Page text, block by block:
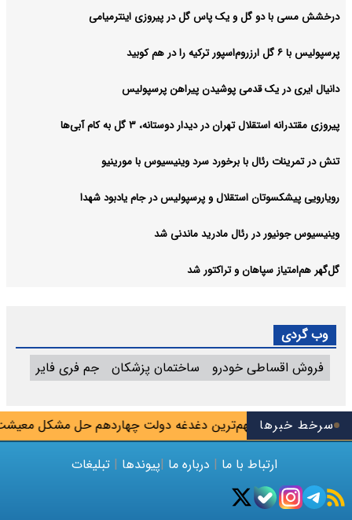
سرخط خبرها
پزشکیان: مهم‌ترین دغدغه دولت چهاردهم حل مشکل معیشت
درخشش مسی با دو گل و یک پاس گل در پیروزی اینترمیامی
پرسپولیس با ۶ گل ارزروم‌اسپور ترکیه را در هم کوبید
دانیال ایری در یک قدمی پوشیدن پیراهن پرسپولیس
پیروزی مقتدرانه استقلال تهران در دیدار دوستانه، ۳ گل به کام آبی‌ها
تنش در تمرینات رئال با برخورد سرد وینیسیوس با مورینیو
رویارویی پیشکسوتان استقلال و پرسپولیس در جام یادبود شهدا
وینیسیوس جونیور در رئال مادرید ماندنی شد
گل‌گهر هم‌امتیاز سپاهان و تراکتور شد
وب گردی
فروش اقساطی خودرو
ساختمان پزشکان جم فری فایر
ارتباط با ما | درباره ما |پیوندها | تبلیغات